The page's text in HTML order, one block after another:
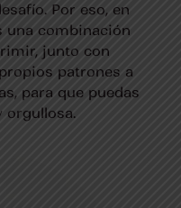
Por eso, en
una combinación
junto con
patrones a
para que puedas
orgullosa.